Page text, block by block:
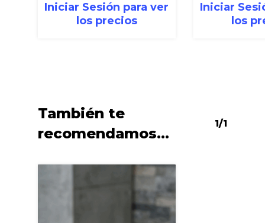
Iniciar Sesión para ver
los precios
Iniciar
los
También te
recomendamos…
1/1